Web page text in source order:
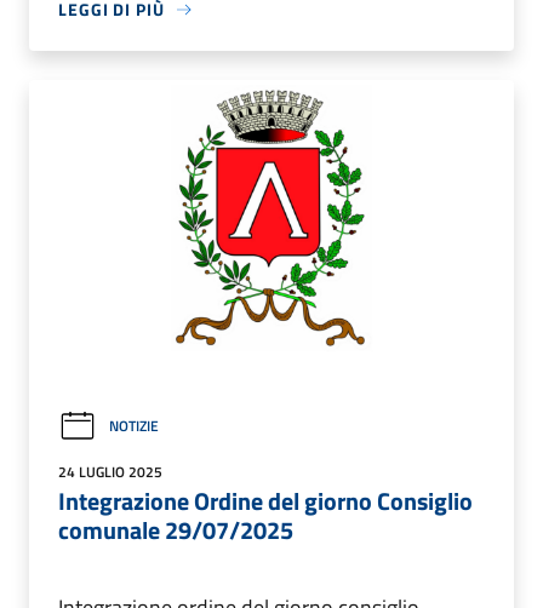
LEGGI DI PIÙ
NOTIZIE
24 LUGLIO 2025
Integrazione Ordine del giorno Consiglio
comunale 29/07/2025